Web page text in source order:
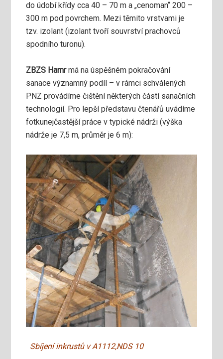
do údobí křídy cca 40 – 70 m a „cenoman“ 200 –
300 m pod povrchem. Mezi těmito vrstvami je
tzv. izolant (izolant tvoří souvrství prachovců
spodního turonu).
ZBZS Hamrmá na úspěšném pokračování
sanace významný podíl – v rámci schválených
PNZ provádíme čištění některých částí sanačních
technologií. Pro lepší představu čtenářů uvádíme
fotkunejčastější práce v typické nádrži (výška
nádrže je 7,5 m, průměr je 6 m):
Sbíjení inkrustů v A1112,NDS 10